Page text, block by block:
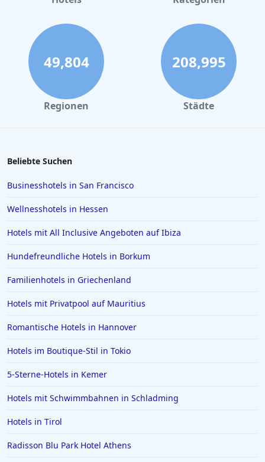
49,804
Regionen
208,995
Städte
Beliebte Suchen
Businesshotels in San Francisco
Wellnesshotels in Hessen
Hotels mit All Inclusive Angeboten auf Ibiza
Hundefreundliche Hotels in Borkum
Familienhotels in Griechenland
Hotels mit Privatpool auf Mauritius
Romantische Hotels in Hannover
Hotels im Boutique-Stil in Tokio
5-Sterne-Hotels in Kemer
Hotels mit Schwimmbahnen in Schladming
Hotels in Tirol
Radisson Blu Park Hotel Athens